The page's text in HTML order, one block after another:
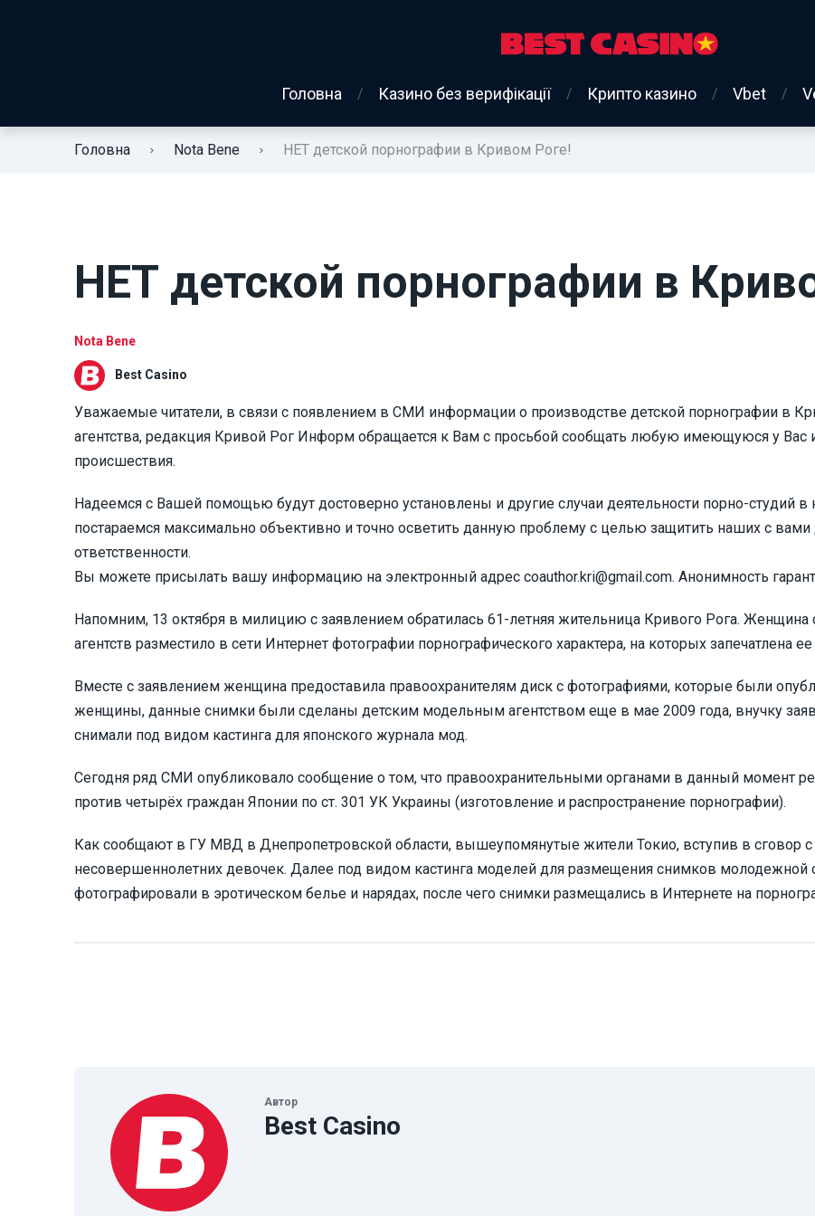
Головна Казино без верифікації Крипто казино Vbet
Головна Nota Bene НЕТ детской порнографии в Кривом Роге!
НЕТ детской порнографии в
Nota Bene
Best Casino
Уважаемые читатели, в связи с появлением в СМИ информации о производстве детской порнографии в
агентства, редакция Кривой Рог Информ обращается к Вам с просьбой сообщать любую имеющуюся у Вас
происшествия.
Надеемся с Вашей помощью будут достоверно установлены и другие случаи деятельности порно-студий
постараемся максимально объективно и точно осветить данную проблему с целью защитить наших с
ответственности.
Вы можете присылать вашу информацию на электронный адрес coauthor.kri@gmail.com. Анонимность
Напомним, 13 октября в милицию с заявлением обратилась 61-летняя жительница Кривого Рога. Женщина
агентств разместило в сети Интернет фотографии порнографического характера, на которых запечатлена
Вместе с заявлением женщина предоставила правоохранителям диск с фотографиями, которые были
женщины, данные снимки были сделаны детским модельным агентством еще в мае 2009 года, внучку
снимали под видом кастинга для японского журнала мод.
Сегодня ряд СМИ опубликовало сообщение о том, что правоохранительными органами в данный момент
против четырёх граждан Японии по ст. 301 УК Украины (изготовление и распространение порнографии).
Как сообщают в ГУ МВД в Днепропетровской области, вышеупомянутые жители Токио, вступив в сговор
несовершеннолетних девочек. Далее под видом кастинга моделей для размещения снимков
фотографировали в эротическом белье и нарядах, после чего снимки размещались в Интернете на
Автор
Best Casino